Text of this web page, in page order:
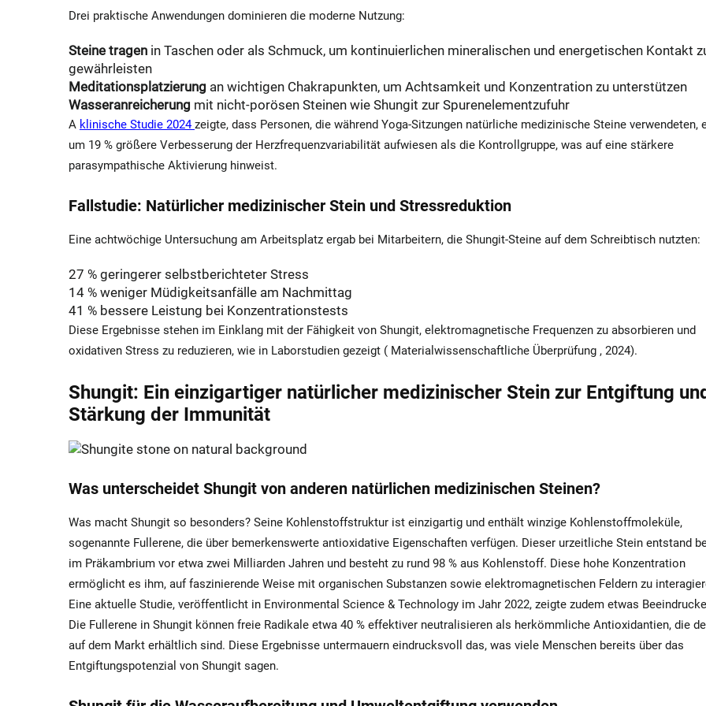
Drei praktische Anwendungen dominieren die moderne Nutzung:
Steine tragen in Taschen oder als Schmuck, um kontinuierlichen mineralischen und energetischen Kontakt
gewährleisten
Meditationsplatzierung an wichtigen Chakrapunkten, um Achtsamkeit und Konzentration zu unterstützen
Wasseranreicherung mit nicht-porösen Steinen wie Shungit zur Spurenelementzufuhr
A klinische Studie 2024zeigte, dass Personen, die während Yoga-Sitzungen natürliche medizinische Steine verwendeten,
um 19 % größere Verbesserung der Herzfrequenzvariabilität aufwiesen als die Kontrollgruppe, was auf eine stärkere
parasympathische Aktivierung hinweist.
Fallstudie: Natürlicher medizinischer Stein und Stressreduktion
Eine achtwöchige Untersuchung am Arbeitsplatz ergab bei Mitarbeitern, die Shungit-Steine auf dem Schreibtisch nutzten:
27 % geringerer selbstberichteter Stress
14 % weniger Müdigkeitsanfälle am Nachmittag
41 % bessere Leistung bei Konzentrationstests
Diese Ergebnisse stehen im Einklang mit der Fähigkeit von Shungit, elektromagnetische Frequenzen zu absorbieren und
oxidativen Stress zu reduzieren, wie in Laborstudien gezeigt ( Materialwissenschaftliche Überprüfung , 2024).
Shungit: Ein einzigartiger natürlicher medizinischer Stein zur Entgiftung und
Stärkung der Immunität
Was unterscheidet Shungit von anderen natürlichen medizinischen Steinen?
Was macht Shungit so besonders? Seine Kohlenstoffstruktur ist einzigartig und enthält winzige Kohlenstoffmoleküle,
sogenannte Fullerene, die über bemerkenswerte antioxidative Eigenschaften verfügen. Dieser urzeitliche Stein entstand
im Präkambrium vor etwa zwei Milliarden Jahren und besteht zu rund 98 % aus Kohlenstoff. Diese hohe Konzentration
ermöglicht es ihm, auf faszinierende Weise mit organischen Substanzen sowie elektromagnetischen Feldern zu
Eine aktuelle Studie, veröffentlicht in Environmental Science & Technology im Jahr 2022, zeigte zudem etwas
Die Fullerene in Shungit können freie Radikale etwa 40 % effektiver neutralisieren als herkömmliche Antioxidantien, die
auf dem Markt erhältlich sind. Diese Ergebnisse untermauern eindrucksvoll das, was viele Menschen bereits über das
Entgiftungspotenzial von Shungit sagen.